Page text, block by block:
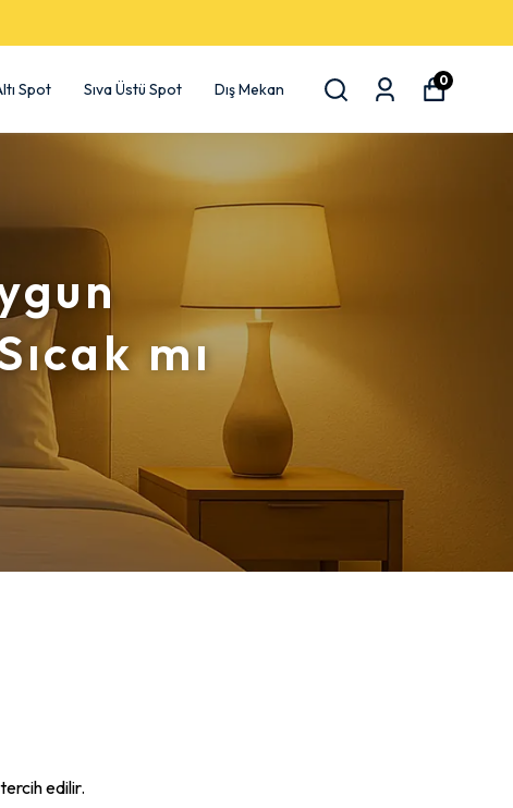
Spot Sıva Üstü Spot Dış Mekan 0
mı
edilir.